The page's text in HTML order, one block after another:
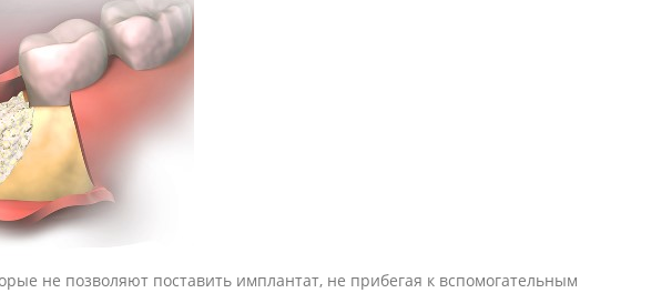
не позволяют поставить имплантат, не прибегая к вспомогательным